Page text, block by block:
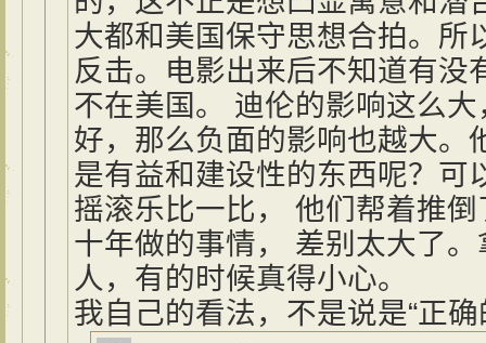
大都和美国保守思想合拍。所
反击。电影出来后不知道有没
不在美国。 迪伦的影响这么
好，那么负面的影响也越大。
是有益和建设性的东西呢？可
摇滚乐比一比， 他们帮着推
十年做的事情， 差别太大了
人，有的时候真得小心。
我自己的看法，不是说是“正确